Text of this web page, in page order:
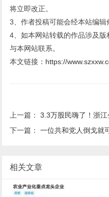
将立即改正。
3、作者投稿可能会经本站编辑
4、如本网站转载的作品涉及
与本网站联系。
本文链接： https://
上一篇：3.3万股民嗨了！浙江公司拿下沙
下一篇：一位共和党人倒戈就可能令
相关文章